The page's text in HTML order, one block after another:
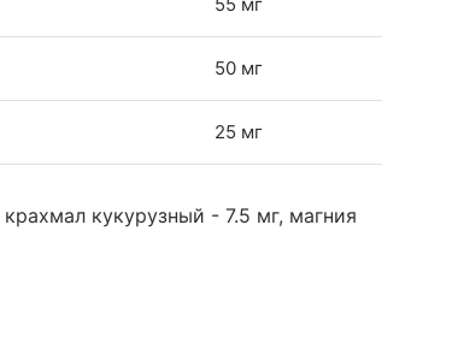
50 мг
25 мг
кукурузный - 7.5 мг, магния